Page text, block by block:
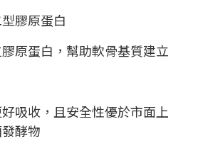
膠原蛋白
原蛋白，幫助軟骨基質建立
吸收，且安全性優於市面上
酵物